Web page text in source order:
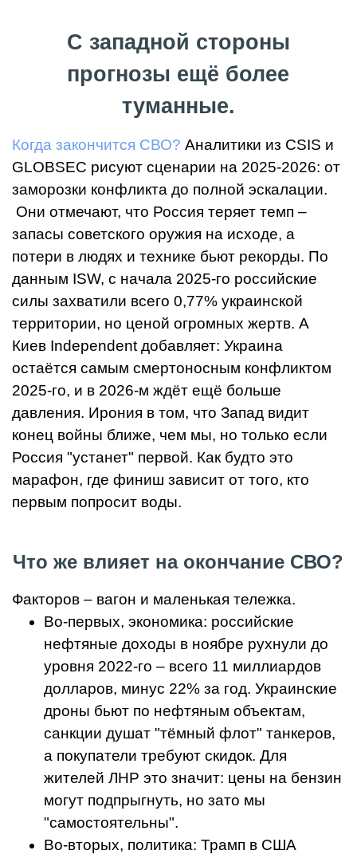
С западной стороны
прогнозы ещё более
туманные.
Когда закончится СВО? Аналитики из CSIS и
GLOBSEC рисуют сценарии на 2025-2026: от
заморозки конфликта до полной эскалации.
Они отмечают, что Россия теряет темп –
запасы советского оружия на исходе, а
потери в людях и технике бьют рекорды. По
данным ISW, с начала 2025-го российские
силы захватили всего 0,77% украинской
территории, но ценой огромных жертв. А
Киев Independent добавляет: Украина
остаётся самым смертоносным конфликтом
2025-го, и в 2026-м ждёт ещё больше
давления. Ирония в том, что Запад видит
конец войны ближе, чем мы, но только если
Россия "устанет" первой. Как будто это
марафон, где финиш зависит от того, кто
первым попросит воды.
Что же влияет на окончание СВО?
Факторов – вагон и маленькая тележка.
Во-первых, экономика: российские
нефтяные доходы в ноябре рухнули до
уровня 2022-го – всего 11 миллиардов
долларов, минус 22% за год. Украинские
дроны бьют по нефтяным объектам,
санкции душат "тёмный флот" танкеров,
а покупатели требуют скидок. Для
жителей ЛНР это значит: цены на бензин
могут подпрыгнуть, но зато мы
"самостоятельны".
Во-вторых, политика: Трамп в США